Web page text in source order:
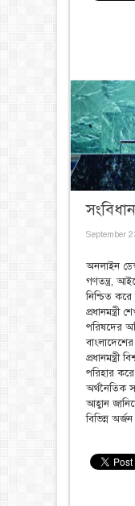
September
অনলাইন
গণতন্ত্র,
নিশ্চিত
প্রধানমন্ত্রী
পরিষদের
প্রধানমন্ত্রী
পরিহার
অর্থনৈতিক
আহ্বান
বিভিন্ন